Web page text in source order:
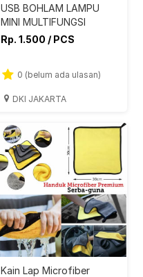
USB BOHLAM LAMPU
MINI MULTIFUNGSI
Rp. 1.500 / PCS
0 (belum ada ulasan)
DKI JAKARTA
Kain Lap Microfiber